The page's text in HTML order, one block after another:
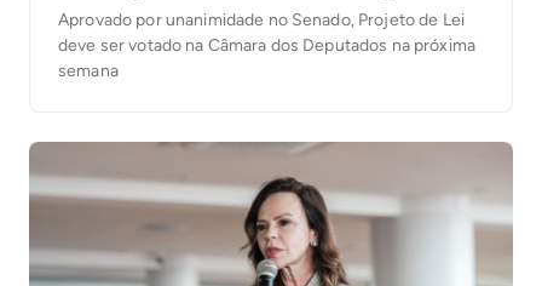
Aprovado por unanimidade no Senado, Projeto de Lei
deve ser votado na Câmara dos Deputados na próxima
semana